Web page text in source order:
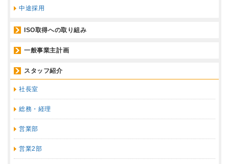
中途採用
ISO取得への取り組み
一般事業主計画
スタッフ紹介
社長室
総務・経理
営業部
営業2部